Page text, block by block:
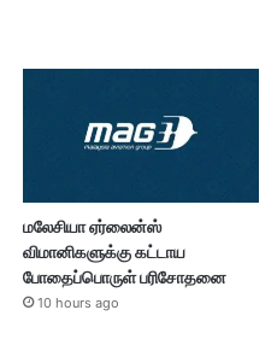
மலேசியா ஏர்லைன்ஸ்
விமானிகளுக்கு கட்டாய
போதைப்பொருள் பரிசோதனை
10 hours ago